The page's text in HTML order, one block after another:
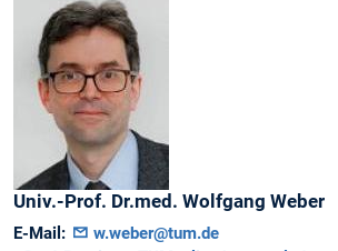
Univ.-Prof. Dr.med. Wolfgang Weber
E-Mail:
w.weber@tum.de